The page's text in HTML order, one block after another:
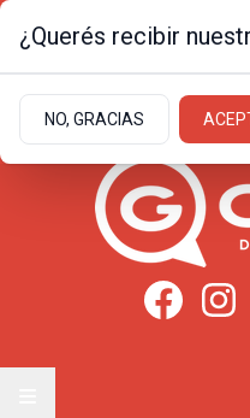
¿Querés recibir
NO, GRACIAS